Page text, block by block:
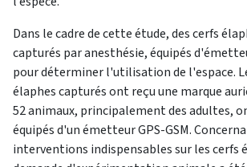
Dans le cadre de cette étude, des cerfs
capturés par anesthésie, équipés
pour déterminer l'utilisation de l'espace.
élaphes capturés ont reçu une marque
52 animaux, principalement des adultes,
équipés d'un émetteur GPS-GSM.
interventions indispensables sur les cerfs